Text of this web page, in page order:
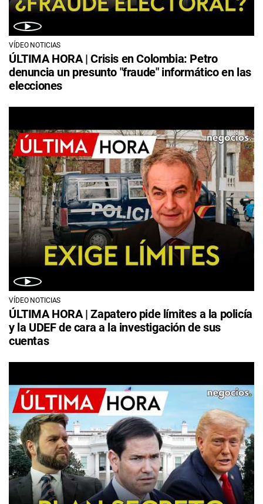
VÍDEO NOTICIAS
ÚLTIMA HORA | Crisis en Colombia: Petro
denuncia un presunto "fraude" informático en las
elecciones
VÍDEO NOTICIAS
ÚLTIMA HORA | Zapatero pide límites a la policía
y la UDEF de cara a la investigación de sus
cuentas